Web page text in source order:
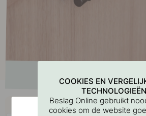
Koop samen
COOKIES EN
TECHNOLOGIEËN
Beslag Online gebruikt
cookies om de website